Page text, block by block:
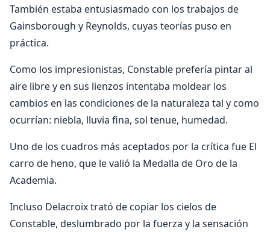
También estaba entusiasmado con los trabajos de
Gainsborough y Reynolds, cuyas teorías puso en
práctica.
Como los impresionistas, Constable prefería pintar al
aire libre y en sus lienzos intentaba moldear los
cambios en las condiciones de la naturaleza tal y como
ocurrían: niebla, lluvia fina, sol tenue, humedad.
Uno de los cuadros más aceptados por la crítica fue El
carro de heno, que le valió la Medalla de Oro de la
Academia.
Incluso Delacroix trató de copiar los cielos de
Constable, deslumbrado por la fuerza y la sensación